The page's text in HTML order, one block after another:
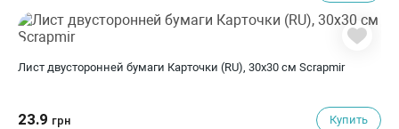
Лист двусторонней бумаги Карточки (RU), 30x30 см Scrapmir
23.9 грн Купить